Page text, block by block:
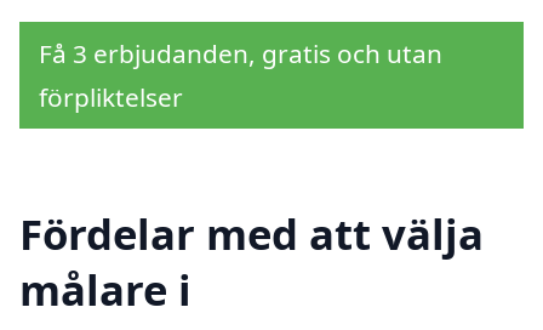
Få 3 erbjudanden, gratis och utan
förpliktelser
Fördelar med att välja
målare i